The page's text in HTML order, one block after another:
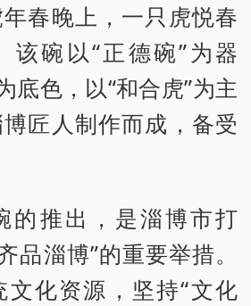
晚上，一只虎悦春
该碗以“正德碗”为器
底色，以“和合虎”为主
匠人制作而成，备受
推出，是淄博市打
品淄博”的重要举措。
化资源，坚持“文化